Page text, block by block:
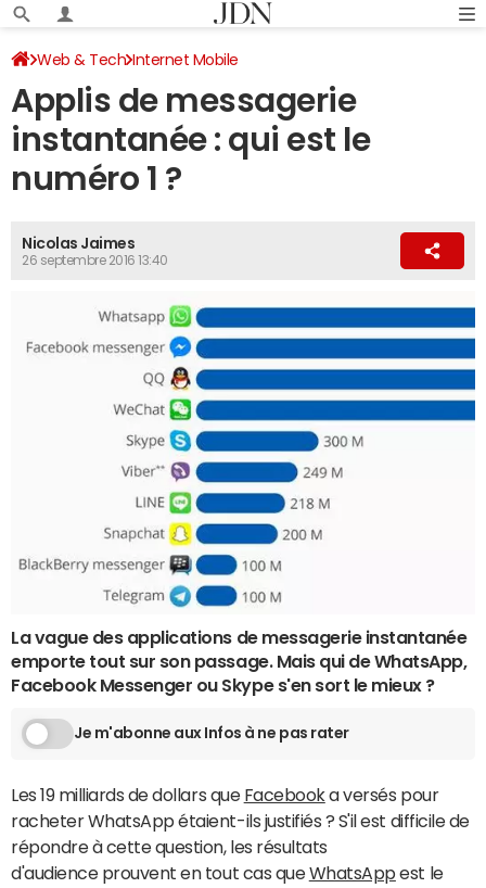
Web & Tech Internet Mobile
Applis de messagerie
instantanée : qui est le
numéro 1 ?
Nicolas Jaimes
26 septembre 2016 13:40
La vague des applications de messagerie instantanée
emporte tout sur son passage. Mais qui de WhatsApp,
Facebook Messenger ou Skype s'en sort le mieux ?
Je m'abonne aux Infos à ne pas rater
Les 19 milliards de dollars que Facebooka versés pour
racheter WhatsApp étaient-ils justifiés ? S'il est difficile de
répondre à cette question, les résultats
d'audience prouvent en tout cas queWhatsApp est le